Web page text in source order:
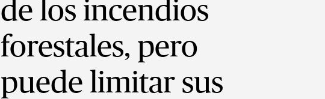
de los incendios
forestales, pero
puede limitar sus